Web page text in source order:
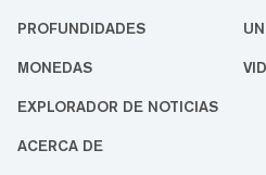
PROFUNDIDADES
MONEDAS
EXPLORADOR DE NOTICIAS
ACERCA DE